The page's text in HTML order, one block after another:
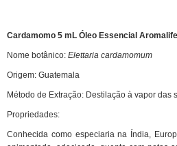
Cuidados Pessoais
Óleos Corporais
PROMOÇÕES
Agosto na Aromalife
Cardamomo 5 mL Óleo Essencial Aromalife
Nome botânico: Elettaria cardamomum
Origem: Guatemala
Método de Extração: Destilação à vapor das
Propriedades:
Conhecida como especiaria na Índia,